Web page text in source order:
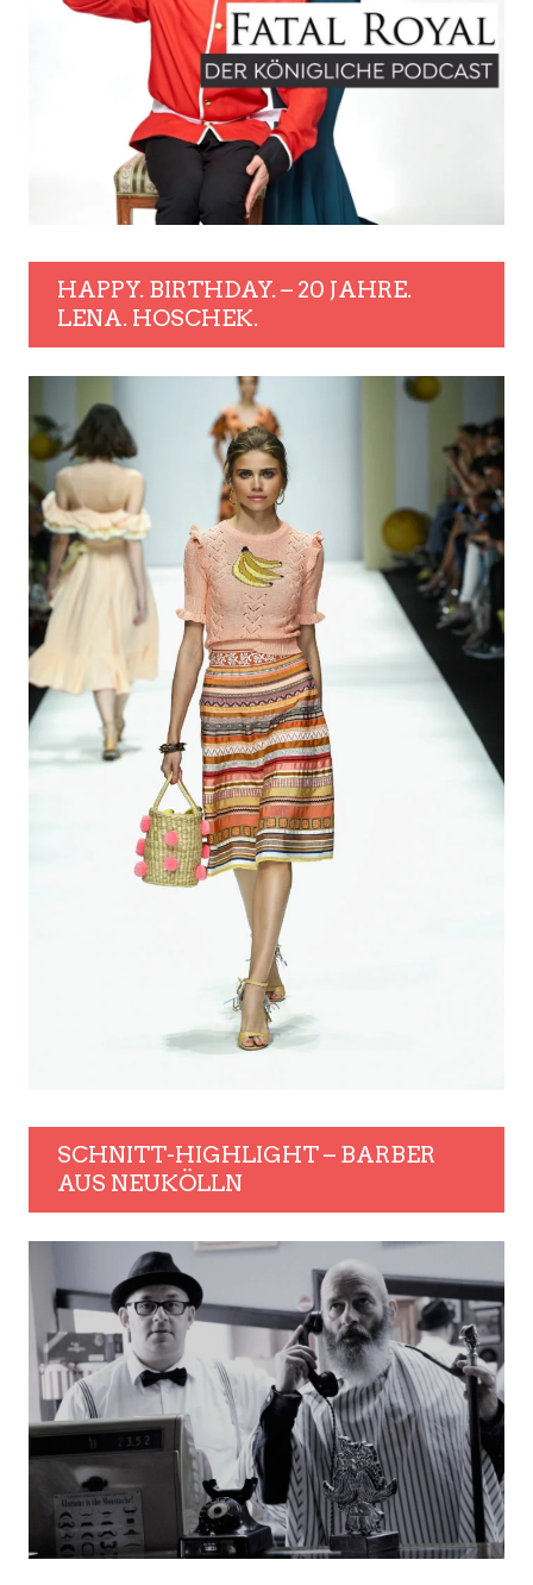
HAPPY. BIRTHDAY. – 20 JAHRE.
LENA. HOSCHEK.
SCHNITT-HIGHLIGHT – BARBER
AUS NEUKÖLLN